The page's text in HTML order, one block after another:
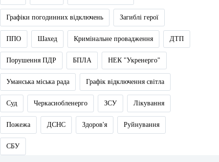
Графіки погодинних відключень Загиблі герої
ППО Шахед Кримінальне провадження ДТП
Порушення ПДР БПЛА НЕК "Укренерго"
Уманська міська рада Графік відключення світла
Суд Черкасиобленерго ЗСУ Лікування
Пожежа ДСНС Здоров'я Руйнування
СБУ